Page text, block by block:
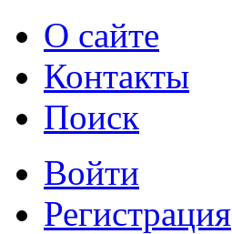
О сайте
Контакты
Поиск
Войти
Регистрация